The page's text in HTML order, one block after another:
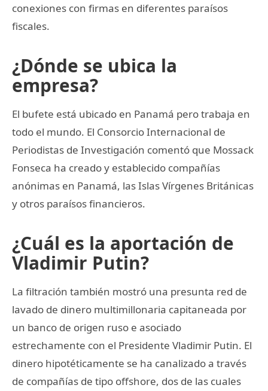
conexiones con firmas en diferentes paraísos
fiscales.
¿Dónde se ubica la
empresa?
El bufete está ubicado en Panamá pero trabaja en
todo el mundo. El Consorcio Internacional de
Periodistas de Investigación comentó que Mossack
Fonseca ha creado y establecido compañías
anónimas en Panamá, las Islas Vírgenes Británicas
y otros paraísos financieros.
¿Cuál es la aportación de
Vladimir Putin?
La filtración también mostró una presunta red de
lavado de dinero multimillonaria capitaneada por
un banco de origen ruso e asociado
estrechamente con el Presidente Vladimir Putin. El
dinero hipotéticamente se ha canalizado a través
de compañías de tipo offshore, dos de las cuales